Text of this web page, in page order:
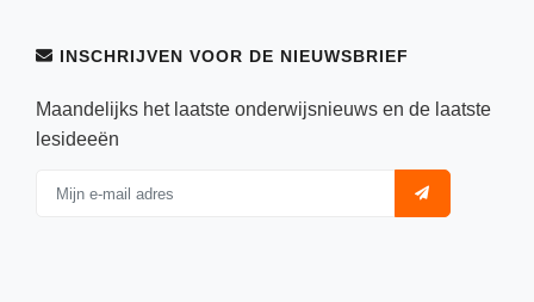
INSCHRIJVEN VOOR DE NIEUWSBRIEF
Maandelijks het laatste onderwijsnieuws en de laatste
lesideeën